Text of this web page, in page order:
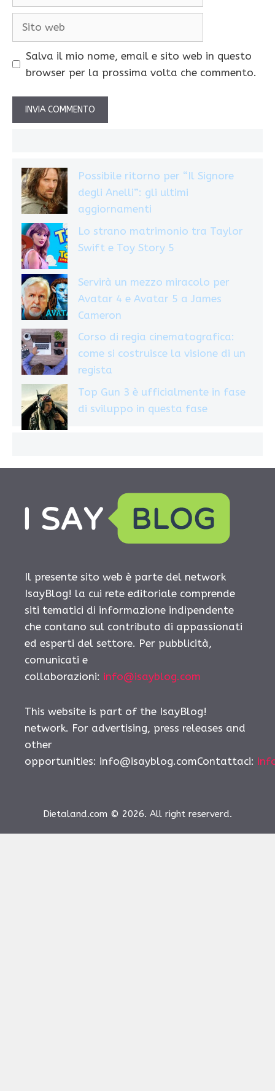
Salva il mio nome, email e sito web in questo
browser per la prossima volta che commento.
Possibile ritorno per “Il Signore
degli Anelli”: gli ultimi
aggiornamenti
Lo strano matrimonio tra Taylor
Swift e Toy Story 5
Servirà un mezzo miracolo per
Avatar 4 e Avatar 5 a James
Cameron
Corso di regia cinematografica:
come si costruisce la visione di un
regista
Top Gun 3 è ufficialmente in fase
di sviluppo in questa fase
Il presente sito web è parte del network
IsayBlog! la cui rete editoriale comprende
siti tematici di informazione indipendente
che contano sul contributo di appassionati
ed esperti del settore. Per pubblicità,
comunicati e
collaborazioni: info@isayblog.com
This website is part of the IsayBlog!
network. For advertising, press releases and
other
opportunities: info@isayblog.comContattaci:
Dietaland.com © 2026. All right reserverd.